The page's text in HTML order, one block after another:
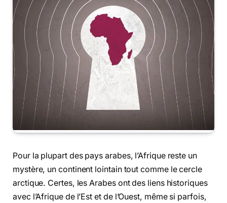
Pour la plupart des pays arabes, l’Afrique reste un
mystère, un continent lointain tout comme le cercle
arctique. Certes, les Arabes ont des liens historiques
avec l’Afrique de l’Est et de l’Ouest, même si parfois,